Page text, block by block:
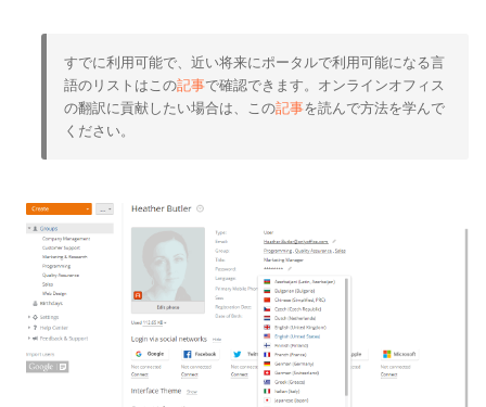
すでに利用可能で、近い将来にポータルで利用可能になる言
語のリストはこの記事で確認できます。オンラインオフィス
の翻訳に貢献したい場合は、この記事を読んで方法を学んで
ください。